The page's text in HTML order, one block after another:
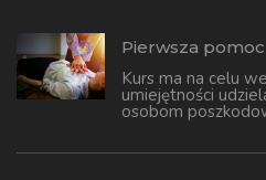
Pierwsza pomoc
Kurs ma na celu
umiejętności
osobom